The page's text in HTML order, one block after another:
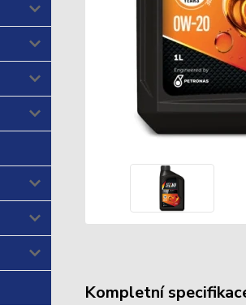
Kompletní